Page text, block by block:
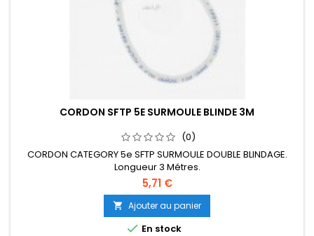
CORDON SFTP 5E SURMOULE BLINDE 3M
(0)
CORDON CATEGORY 5e SFTP SURMOULE DOUBLE BLINDAGE.
Longueur 3 Métres.
5,71 €
 Ajouter au panier
 En stock